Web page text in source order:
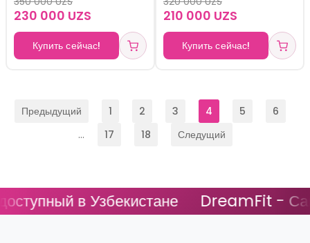
колёсами и
регулируемой ручкой
по высоте.
230 000 UZS
Купить сейчас!
колёсами и
регулируемой ручкой
по высоте.
210 000 UZS
Купить сейчас!
Предыдущий 1 2 3 4 5
6
...
17 18 Следущий
в Узбекистане DreamFit - Самый